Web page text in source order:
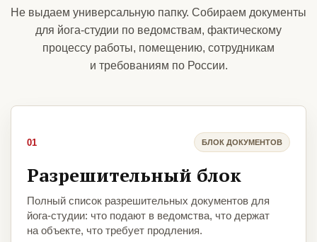
Не выдаем универсальную папку. Собираем документы
для йога-студии по ведомствам, фактическому
процессу работы, помещению, сотрудникам
и требованиям по России.
01 БЛОК ДОКУМЕНТОВ
Разрешительный блок
Полный список разрешительных документов для
йога-студии: что подают в ведомства, что держат
на объекте, что требует продления.